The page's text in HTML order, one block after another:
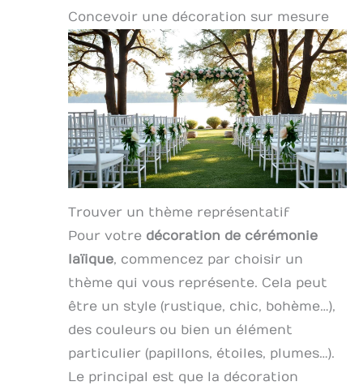
Concevoir une décoration sur mesure
Trouver un thème représentatif
Pour votre décoration de cérémonie
laïique, commencez par choisir un
thème qui vous représente. Cela peut
être un style (rustique, chic, bohème…),
des couleurs ou bien un élément
particulier (papillons, étoiles, plumes…).
Le principal est que la décoration